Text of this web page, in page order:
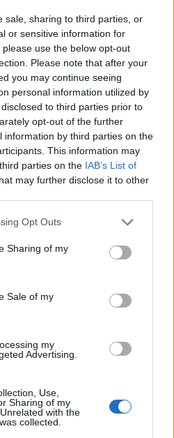
sale, sharing to third parties, or
or sensitive information for
use the below opt-out
Please note that after your
you may continue seeing
personal information utilized by
to third parties prior to
opt-out of the further
information by third parties on the
This information may
parties on the IAB’s List of
may further disclose it to other
app uses one or more Google
behaviour. You may click to
and its third-party tags to
purposes in below Google
Opt Outs
Sharing of my
Sale of my
my
Advertising.
Use,
Sharing of my
with the
collected.
járt, ameddig egy követ
azonban kilóg a sorból.
nem tudom a színész
el a sorozatos
követi el, mint a
a termelőszövetkezetbe. Jól
buktatja „az áldozat”,
lesz neki.